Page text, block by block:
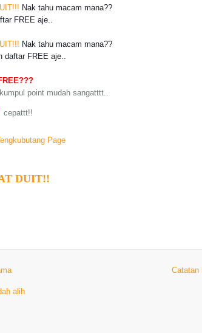
Nak tahu macam mana??
FREEaje..
Nak tahu macam mana??
daftar FREE aje..
point mudah sangatttt..
cepattt!!
Page
DUIT!!
Catatan
alih